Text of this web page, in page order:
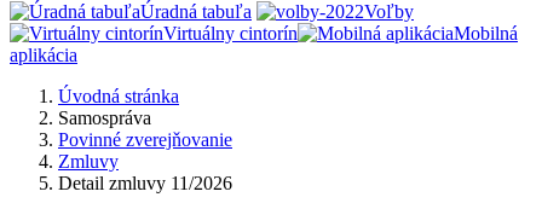
Úradná tabuľa
Voľby
Virtuálny cintorín
Mobilná
aplikácia
Úvodná stránka
Samospráva
Povinné zverejňovanie
Zmluvy
Detail zmluvy 11/2026